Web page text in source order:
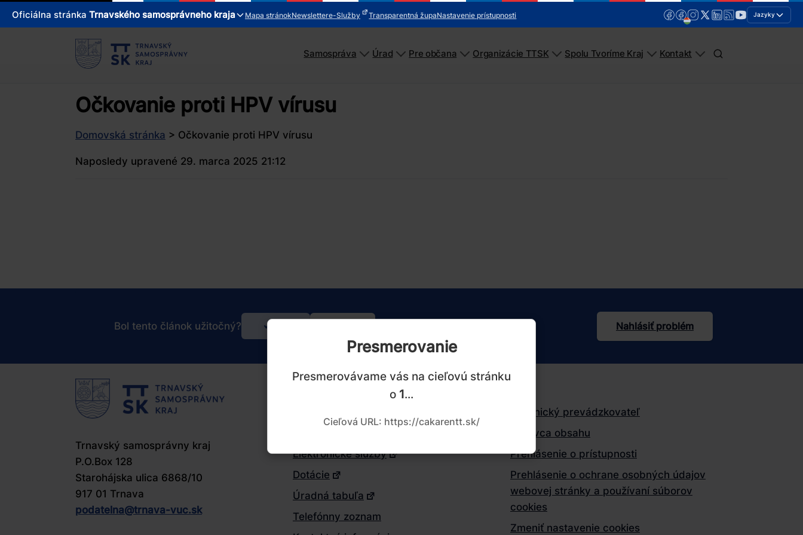
Oficiálna stránka Trnavského samosprávneho kraja Mapa stránokNewslettere-Služby Transparentná župaNastavenie prístupnosti Jazyky
Samospráva Úrad Pre občana Organizácie TTSK Spolu Tvoríme Kraj Kontakt
Očkovanie proti HPV vírusu
Domovská stránka > Očkovanie proti HPV vírusu
Naposledy upravené 29. marca 2025 21:12
Presmerovanie
Presmerovávame vás na cieľovú stránku
o 1...
Cieľová URL: https://cakarentt.sk/
Bol
tento
článok
Bol tento článok užitočný? Nahlásiť problém
Trnavský samosprávny kraj
P.O.Box 128
Starohájska ulica 6868/10
917 01 Trnava
podatelna@​trnava-vuc.sk
Elektronické služby
Dotácie
Úradná tabuľa
Telefónny zoznam
Technický prevádzkovateľ
Správca obsahu
Prehlásenie o prístupnosti
Prehlásenie o ochrane osobných údajov
webovej stránky a používaní súborov
cookies
Zmeniť nastavenie cookies